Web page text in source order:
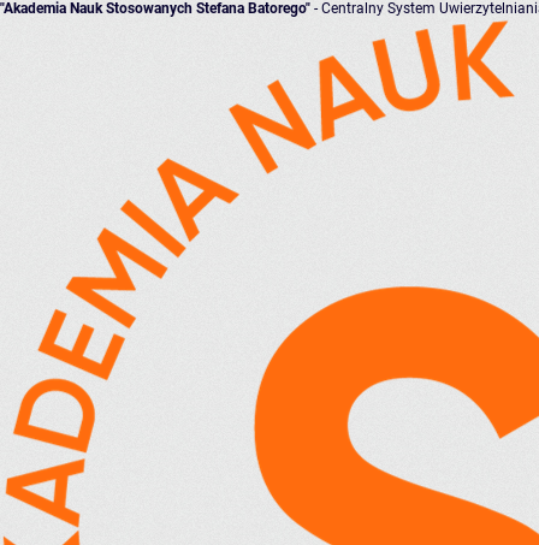
"Akademia Nauk Stosowanych Stefana Batorego" - Centralny System